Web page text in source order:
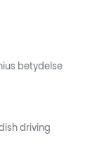
betydelse
driving